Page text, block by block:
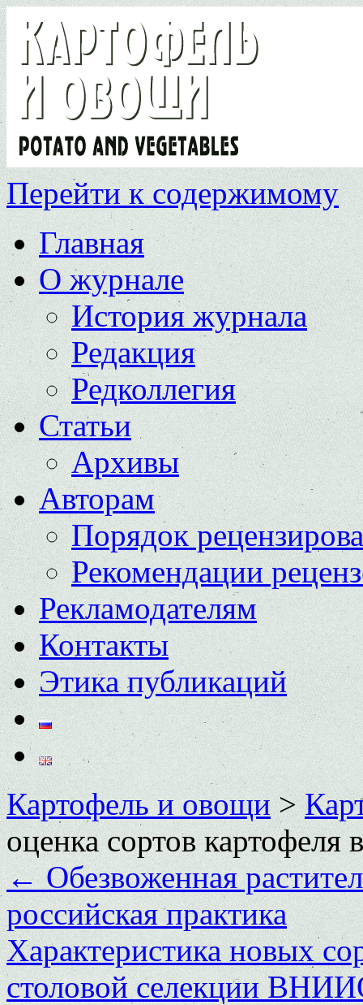
Перейти к содержимому
Главная
О журнале
История журнала
Редакция
Редколлегия
Статьи
Архивы
Авторам
Порядок
Рекомендации
Рекламодателям
Контакты
Этика публикаций
Картофель и овощи>
оценка сортов
←Обезвоженная
российская практика
Характеристика новых
столовой селекции